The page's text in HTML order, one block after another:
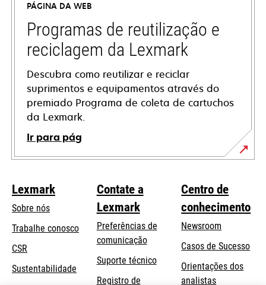
nova
guia
PÁGINA DA WEB
Programas de reutilização e
reciclagem da Lexmark
Descubra como reutilizar e reciclar
suprimentos e equipamentos através do
premiado Programa de coleta de cartuchos
da Lexmark.
Ir para pág
Lexmark
Sobre nós
Trabalhe conosco
CSR
Sustentabilidade
Contate a
Lexmark
Preferências de
comunicação
Suporte técnicoabre
Registro de
Centro de
conhecimento
Newsroom
Casos de Sucesso
Orientações dos
analistas